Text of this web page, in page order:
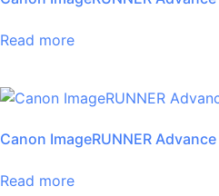
Read more
Canon ImageRUNNER
Read more